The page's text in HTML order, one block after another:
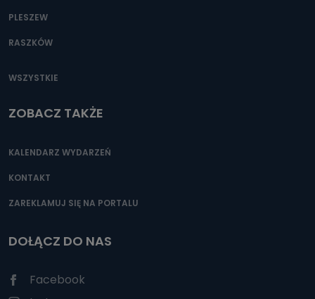
PLESZEW
RASZKÓW
WSZYSTKIE
ZOBACZ TAKŻE
KALENDARZ WYDARZEŃ
KONTAKT
ZAREKLAMUJ SIĘ NA PORTALU
DOŁĄCZ DO NAS
Facebook